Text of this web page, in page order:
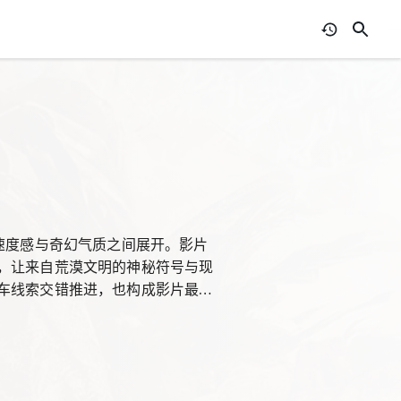
感与奇幻气质之间展开。影片
让来自荒漠文明的神秘符号与现
线索交错推进，也构成影片最具